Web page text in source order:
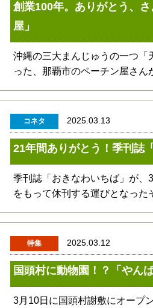
創業100年。ありがとう、
屋」
沖縄の三大まんじゅうの一つ
った、那覇市のペーチン屋さ
コネタ 2025.03.13
21年間ありがとう！季刊誌
季刊誌「おきなわいちば」が、
をもって休刊する運びとなった
特集 2025.03.12
国頭村に動物園！？「やん
3月10日に国頭村謝敷にオープ